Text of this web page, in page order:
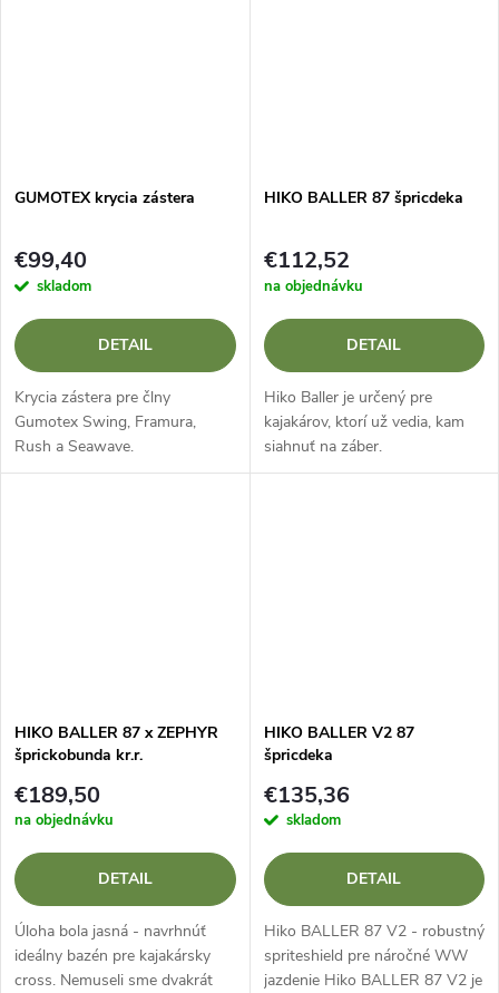
GUMOTEX krycia zástera
€99,40
skladom
DETAIL
Krycia zástera pre člny
Gumotex Swing, Framura,
Rush a Seawave.
HIKO BALLER 87 špricdeka
€112,52
na objednávku
DETAIL
Hiko Baller je určený pre
kajakárov, ktorí už vedia, kam
siahnuť na záber.
HIKO BALLER 87 x ZEPHYR
šprickobunda kr.r.
€189,50
na objednávku
DETAIL
Úloha bola jasná - navrhnúť
ideálny bazén pre kajakársky
cross. Nemuseli sme dvakrát
HIKO BALLER V2 87
špricdeka
€135,36
skladom
DETAIL
Hiko BALLER 87 V2 - robustný
spriteshield pre náročné WW
jazdenie Hiko BALLER 87 V2 je